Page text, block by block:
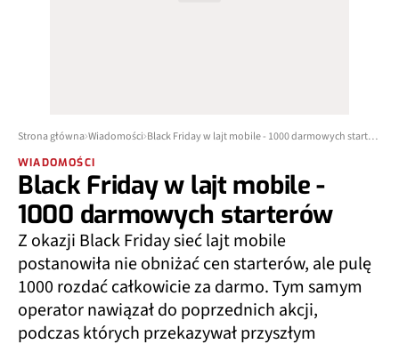
Strona główna Wiadomości Black Friday w lajt mobile - 1000 darmowych starterów
WIADOMOŚCI
Black Friday w lajt mobile -
1000 darmowych starterów
Z okazji Black Friday sieć lajt mobile
postanowiła nie obniżać cen starterów, ale pulę
1000 rozdać całkowicie za darmo. Tym samym
operator nawiązał do poprzednich akcji,
podczas których przekazywał przyszłym